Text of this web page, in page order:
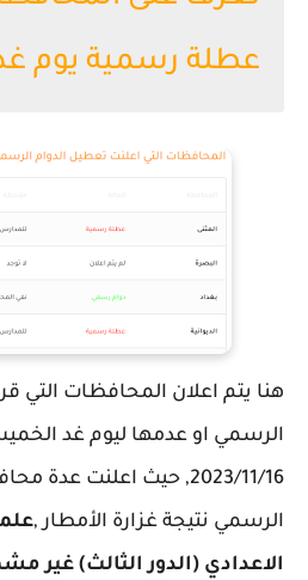
عطلة رسمية يوم
هنا يتم اعلان المحافظات التي
الرسمي او عدمها ليوم غد
2023/11/16, حيث اعلنت
الرسمي نتيجة غزارة الأمطار ,
الاعدادي (الدور الثالث) غير